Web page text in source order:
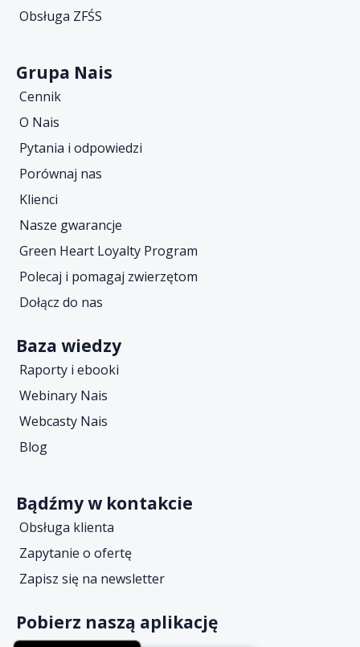
Obsługa ZFŚS
Grupa Nais
Cennik
O Nais
Pytania i odpowiedzi
Porównaj nas
Klienci
Nasze gwarancje
Green Heart Loyalty Program
Polecaj i pomagaj zwierzętom
Dołącz do nas
Baza wiedzy
Raporty i ebooki
Webinary Nais
Webcasty Nais
Blog
Bądźmy w kontakcie
Obsługa klienta
Zapytanie o ofertę
Zapisz się na newsletter
Pobierz naszą aplikację